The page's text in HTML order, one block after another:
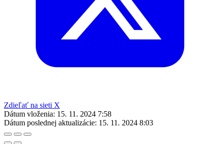
Zdieľať na sieti X
Dátum vloženia: 15. 11. 2024 7:58
Dátum poslednej aktualizácie: 15. 11. 2024 8:03